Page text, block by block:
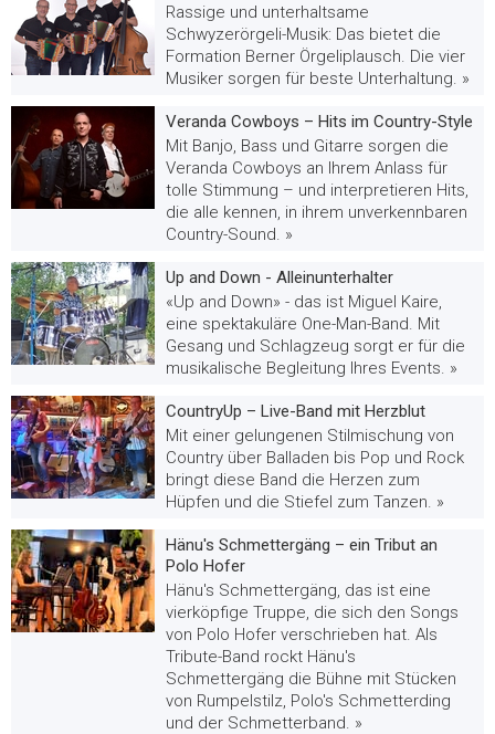
Rassige und unterhaltsame
Schwyzerörgeli-Musik: Das bietet die
Formation Berner Örgeliplausch. Die vier
Musiker sorgen für beste Unterhaltung. »
Veranda Cowboys – Hits im Country-Style
Mit Banjo, Bass und Gitarre sorgen die
Veranda Cowboys an Ihrem Anlass für
tolle Stimmung – und interpretieren Hits,
die alle kennen, in ihrem unverkennbaren
Country-Sound. »
Up and Down - Alleinunterhalter
«Up and Down» - das ist Miguel Kaire,
eine spektakuläre One-Man-Band. Mit
Gesang und Schlagzeug sorgt er für die
musikalische Begleitung Ihres Events. »
CountryUp – Live-Band mit Herzblut
Mit einer gelungenen Stilmischung von
Country über Balladen bis Pop und Rock
bringt diese Band die Herzen zum
Hüpfen und die Stiefel zum Tanzen. »
Hänu's Schmettergäng – ein Tribut an
Polo Hofer
Hänu's Schmettergäng, das ist eine
vierköpfige Truppe, die sich den Songs
von Polo Hofer verschrieben hat. Als
Tribute-Band rockt Hänu's
Schmettergäng die Bühne mit Stücken
von Rumpelstilz, Polo's Schmetterding
und der Schmetterband. »